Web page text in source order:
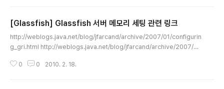
avaee6-samples-1.0-b03-installer.jar 를 커맨드 창에서 수행하면 된
다..
[Glassfish] Glassfish 서버 메모리 세팅 관련 링크
http://weblogs.java.net/blog/jfarcand/archive/2007/01/configurin
g_gri.html http://weblogs.java.net/blog/jfarcand/archive/2007/0
esults/res2008q4/jAppServer2004-20081008-00118.txt 뭔 메모
0 0 2010. 2. 18.